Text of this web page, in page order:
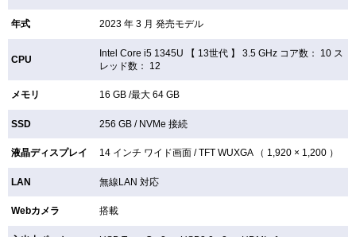
年式 2023 年 3 月 発売モデル
CPU
Intel Core i5 1345U 【 13世代 】 3.5 GHz コア数： 10 ス
レッド数： 12
メモリ 16 GB /最大 64 GB
SSD 256 GB / NVMe 接続
液晶ディスプレイ 14 インチ ワイド画面 /TFTWUXGA （ 1,920 × 1,200 ）
LAN 無線LAN対応
Webカメラ 搭載